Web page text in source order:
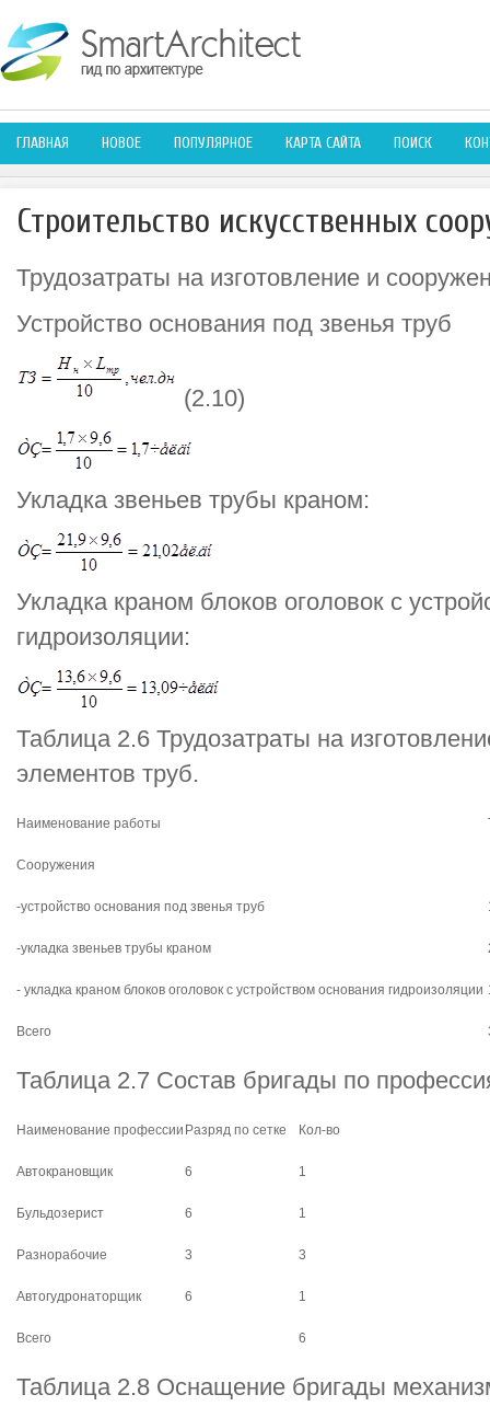
ГЛАВНАЯ НОВОЕ ПОПУЛЯРНОЕ КАРТА САЙТА ПОИСК
Строительство искусственных
Трудозатраты на изготовление и
Устройство основания под звенья труб
(2.10)
Укладка звеньев трубы краном:
Укладка краном блоков оголовок с
гидроизоляции:
Таблица 2.6 Трудозатраты на
элементов труб.
Наименование работы
Сооружения
-устройство основания под звенья труб
-укладка звеньев трубы краном
- укладка краном блоков оголовок с устройством основания гидроизоляции
Всего
Таблица 2.7 Состав бригады по
Наименование профессии Разряд по сетке Кол-во
Автокрановщик 6 1
Бульдозерист 6 1
Разнорабочие 3 3
Автогудронаторщик 6 1
Всего 6
Таблица 2.8 Оснащение бригады